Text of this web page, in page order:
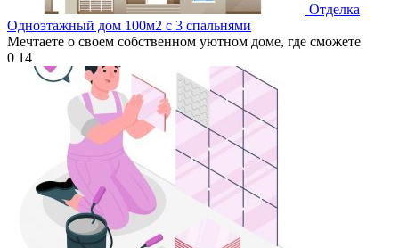
Отделка
Одноэтажный дом 100м2 с 3 спальнями
Мечтаете о своем собственном уютном доме, где сможете
0 14